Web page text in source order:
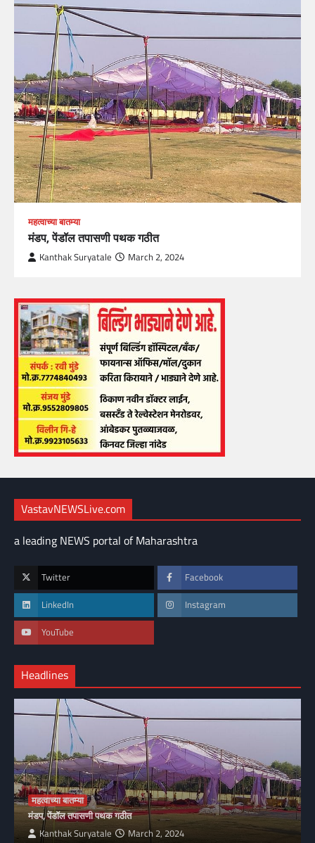
महत्वाच्या बातम्या
मंडप, पेंडॉल तपासणी पथक गठीत
Kanthak Suryatale March 2, 2024
VastavNEWSLive.com
a leading NEWS portal of Maharashtra
Twitter Facebook
LinkedIn Instagram
YouTube
Headlines
महत्वाच्या बातम्या
मंडप, पेंडॉल तपासणी पथक गठीत
Kanthak Suryatale March 2, 2024